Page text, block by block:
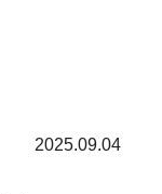
2025.09.04